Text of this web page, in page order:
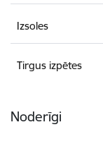
Izsoles
Tirgus izpētes
Noderīgi